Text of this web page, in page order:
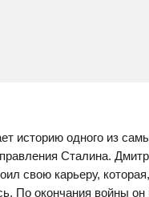
историю одного из
Сталина.
свою карьеру,
По окончания войны он